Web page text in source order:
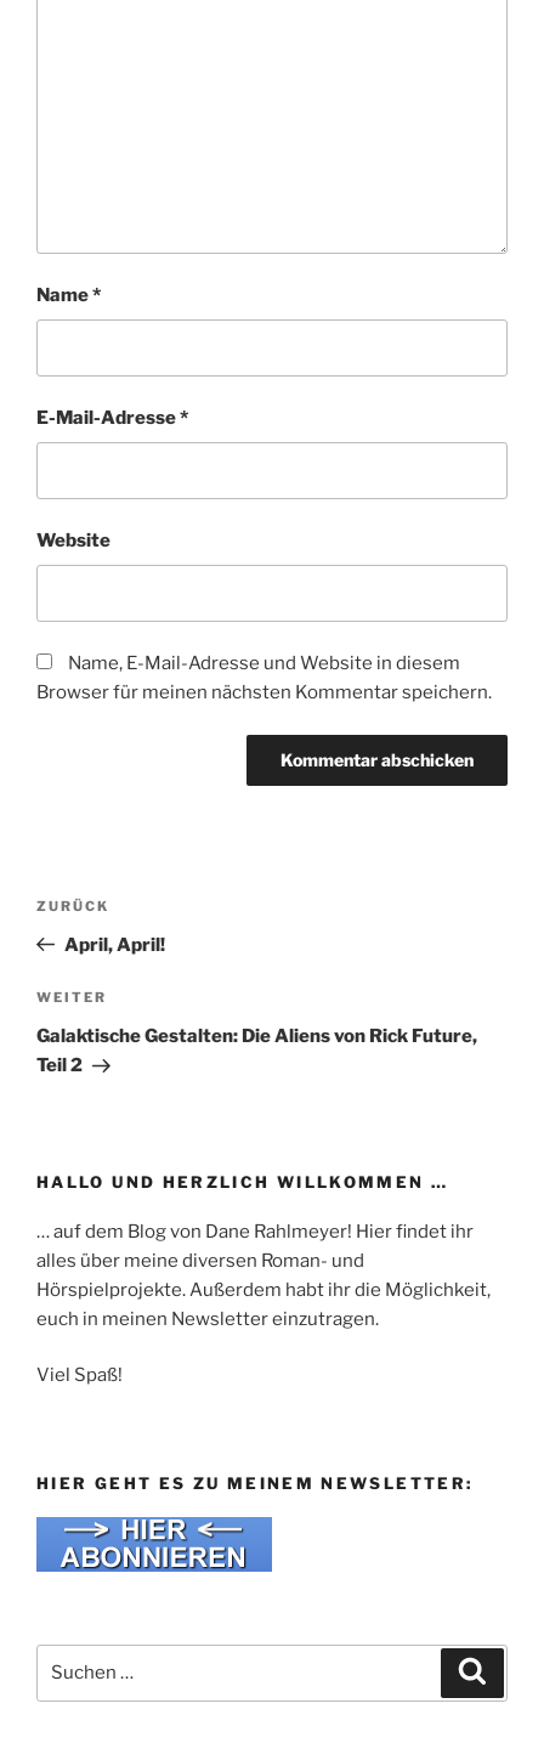
Name*
E-Mail-Adresse*
Website
Name, E-Mail-Adresse und Website in diesem
Browser für meinen nächsten Kommentar speichern.
Beitragsnavigation
Vorheriger
Beitrag
ZURÜCK
April, April!
Nächster
Beitrag
WEITER
Galaktische Gestalten: Die Aliens von Rick Future,
Teil 2
HALLO UND HERZLICH WILLKOMMEN …
… auf dem Blog von Dane Rahlmeyer! Hier findet ihr
alles über meine diversen Roman- und
Hörspielprojekte. Außerdem habt ihr die Möglichkeit,
euch in meinen Newsletter einzutragen.
Viel Spaß!
HIER GEHT ES ZU MEINEM NEWSLETTER:
nach: